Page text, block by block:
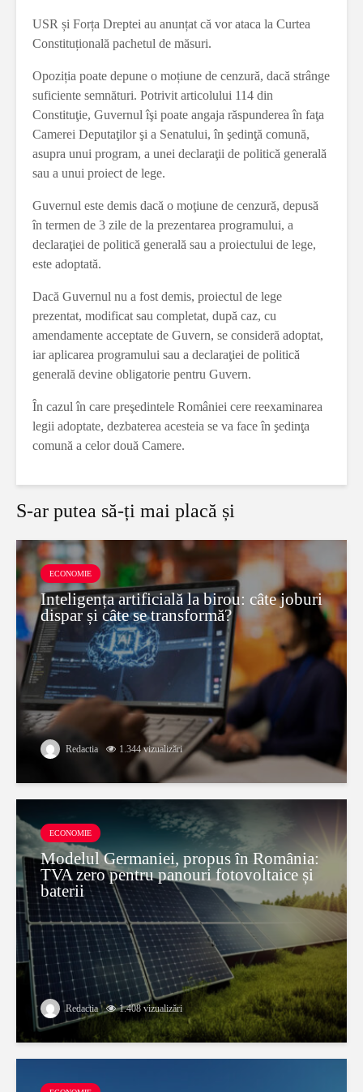
USR și Forța Dreptei au anunțat că vor ataca la Curtea
Constituțională pachetul de măsuri.
Opoziția poate depune o moțiune de cenzură, dacă strânge
suficiente semnături. Potrivit articolului 114 din
Constituţie, Guvernul îşi poate angaja răspunderea în faţa
Camerei Deputaţilor şi a Senatului, în şedinţă comună,
asupra unui program, a unei declaraţii de politică generală
sau a unui proiect de lege.
Guvernul este demis dacă o moţiune de cenzură, depusă
în termen de 3 zile de la prezentarea programului, a
declaraţiei de politică generală sau a proiectului de lege,
este adoptată.
Dacă Guvernul nu a fost demis, proiectul de lege
prezentat, modificat sau completat, după caz, cu
amendamente acceptate de Guvern, se consideră adoptat,
iar aplicarea programului sau a declaraţiei de politică
generală devine obligatorie pentru Guvern.
În cazul în care preşedintele României cere reexaminarea
legii adoptate, dezbaterea acesteia se va face în şedinţa
comună a celor două Camere.
S-ar putea să-ți mai placă și
ECONOMIE
Inteligența artificială la birou: câte joburi
dispar și câte se transformă?
Redactia 1.344 vizualizări
ECONOMIE
Modelul Germaniei, propus în România:
TVA zero pentru panouri fotovoltaice și
baterii
Redactia 1.408 vizualizări